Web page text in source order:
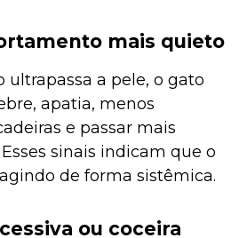
mais quieto
ultrapassa a pele, o gato
apatia, menos
e passar mais
sinais indicam que o
de forma sistêmica.
ou coceira